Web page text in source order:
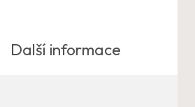
Další informace